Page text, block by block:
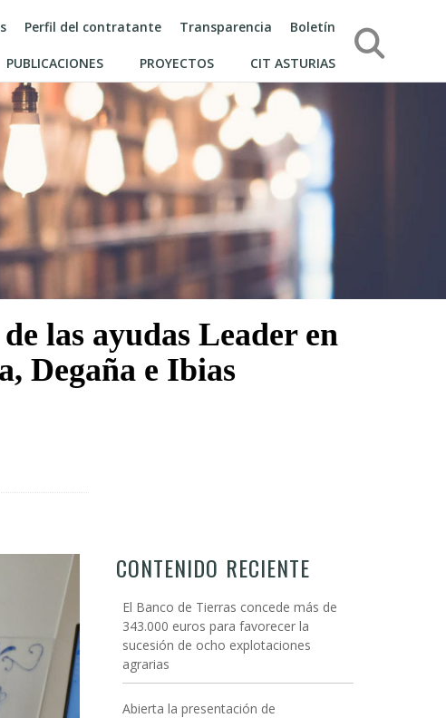
Perfil del contratante Transparencia Boletín
PUBLICACIONES PROYECTOS CIT ASTURIAS
Búsqueda
las ayudas Leader en
Degaña e Ibias
CONTENIDO RECIENTE
El Banco de Tierras concede más de
343.000 euros para favorecer la
sucesión de ocho explotaciones
agrarias
Abierta la presentación de